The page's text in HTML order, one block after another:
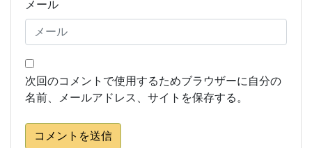
メール
次回のコメントで使用するためブラウザーに自分の
名前、メールアドレス、サイトを保存する。
コメントを送信